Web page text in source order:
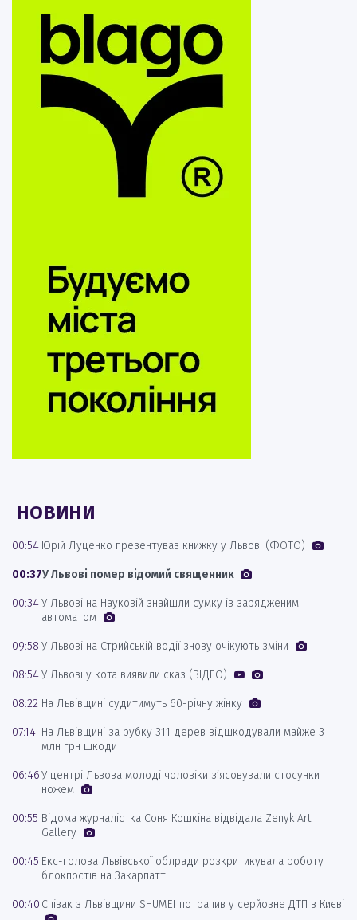
НОВИНИ
00:54 Юрій Луценко презентував книжку у Львові (ФОТО)
00:37У Львові помер відомий священник
00:34У Львові на Науковій знайшли сумку із зарядженим
автоматом
09:58 У Львові на Стрийській водії знову очікують зміни
08:54У Львові у кота виявили сказ (ВІДЕО)
08:22 На Львівщині судитимуть 60-річну жінку
07:14 На Львівщині за рубку 311 дерев відшкодували майже 3
млн грн шкоди
06:46У центрі Львова молоді чоловіки з’ясовували стосунки
ножем
00:55 Відома журналістка Соня Кошкіна відвідала Zenyk Art
Gallery
00:45 Екс-голова Львівської облради розкритикувала роботу
блокпостів на Закарпатті
00:40 Співак з Львівщини SHUMEI потрапив у серйозне ДТП в Києві